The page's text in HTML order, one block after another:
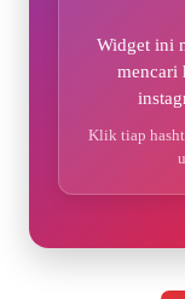
Widget ini
mencari
Klik tiap